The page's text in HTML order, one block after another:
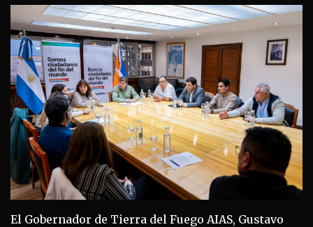
El Gobernador de Tierra del Fuego AIAS, Gustavo